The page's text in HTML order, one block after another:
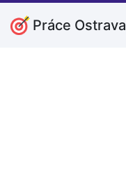
Práce Ostrava